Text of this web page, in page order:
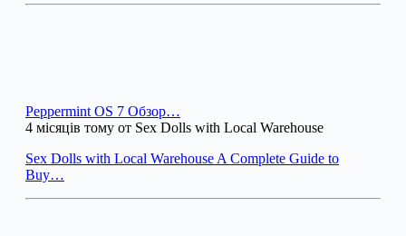
Peppermint OS 7 Обзор…
4 місяців тому от Sex Dolls with Local Warehouse
Sex Dolls with Local Warehouse A Complete Guide to
Buy…